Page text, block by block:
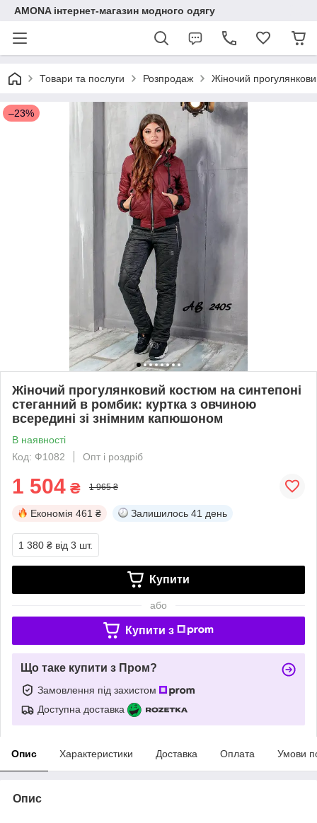
AMONA інтернет-магазин модного одягу
Товари та послуги Розпродаж Жіночий
–23%
Жіночий прогулянковий костюм на синтепоні
стеганний в ромбик: куртка з овчиною
всередині зі знімним капюшоном
В наявності
Код: Ф1082
Опт і роздріб
1 504 ₴ 1 965 ₴
Економія 461 ₴ Залишилось 41 день
1 380 ₴ від 3 шт.
Купити
або
Купити з
Що таке купити з Пром?
Замовлення під захистом
Доступна доставка
Опис Характеристики Доставка Оплата Умови
Опис